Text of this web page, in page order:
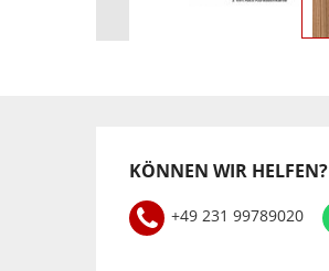
KÖNNEN WIR HELFEN?
+49 231 99789020